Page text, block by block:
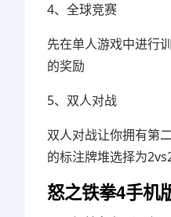
4、全球竞赛
先在单人游戏中进行
的奖励
5、双人对战
双人对战让你拥有第
的标注牌堆选择为
怒之铁拳4手机